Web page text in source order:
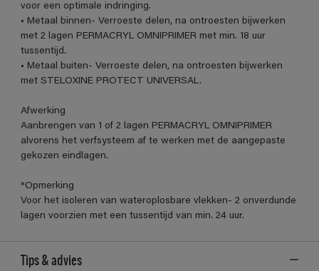
voor een optimale indringing.
• Metaal binnen- Verroeste delen, na ontroesten bijwerken
met 2 lagen PERMACRYL OMNIPRIMER met min. 18 uur
tussentijd.
• Metaal buiten- Verroeste delen, na ontroesten bijwerken
met STELOXINE PROTECT UNIVERSAL.
Afwerking
Aanbrengen van 1 of 2 lagen PERMACRYL OMNIPRIMER
alvorens het verfsysteem af te werken met de aangepaste
gekozen eindlagen.
*Opmerking
Voor het isoleren van wateroplosbare vlekken- 2 onverdunde
lagen voorzien met een tussentijd van min. 24 uur.
Tips & advies